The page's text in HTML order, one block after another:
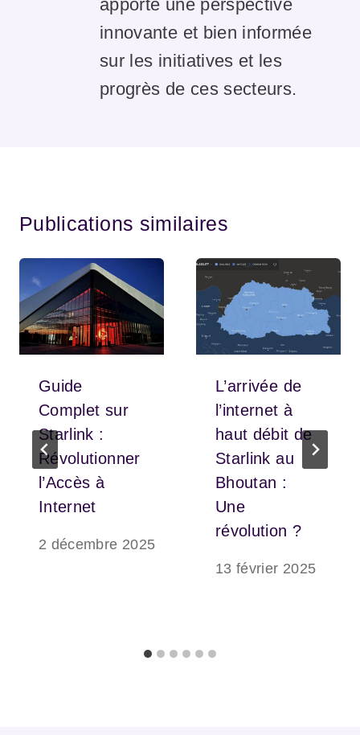
apporte une perspective
innovante et bien informée
sur les initiatives et les
progrès de ces secteurs.
Publications similaires
Guide
Complet sur
Starlink :
Révolutionner
l’Accès à
Internet
2 décembre 2025
L’arrivée de
l’internet à
haut débit de
Starlink au
Bhoutan :
Une
révolution ?
13 février 2025